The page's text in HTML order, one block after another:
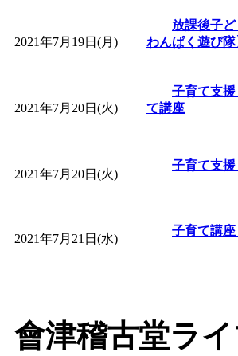
2021年7月19日(月)
放課後子
わんぱく遊び
2021年7月20日(火)
子育て支
て講座
2021年7月20日(火)
子育て支援
2021年7月21日(水)
子育て講座
會津稽古堂ラ